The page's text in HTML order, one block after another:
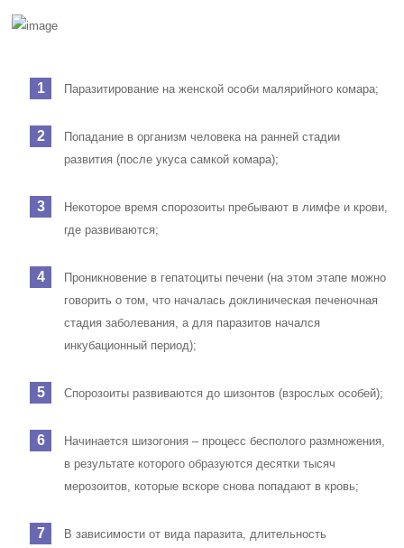
Паразитирование на женской особи малярийного комара;
Попадание в организм человека на ранней стадии
развития (после укуса самкой комара);
Некоторое время спорозоиты пребывают в лимфе и крови,
где развиваются;
Проникновение в гепатоциты печени (на этом этапе можно
говорить о том, что началась доклиническая печеночная
стадия заболевания, а для паразитов начался
инкубационный период);
Спорозоиты развиваются до шизонтов (взрослых особей);
Начинается шизогония – процесс бесполого размножения,
в результате которого образуются десятки тысяч
мерозоитов, которые вскоре снова попадают в кровь;
В зависимости от вида паразита, длительность